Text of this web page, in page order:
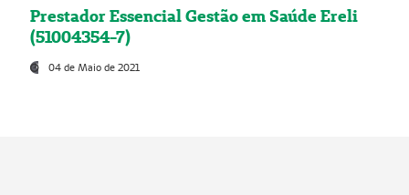
Prestador Essencial Gestão em Saúde Ereli
(51004354-7)
04 de Maio de 2021